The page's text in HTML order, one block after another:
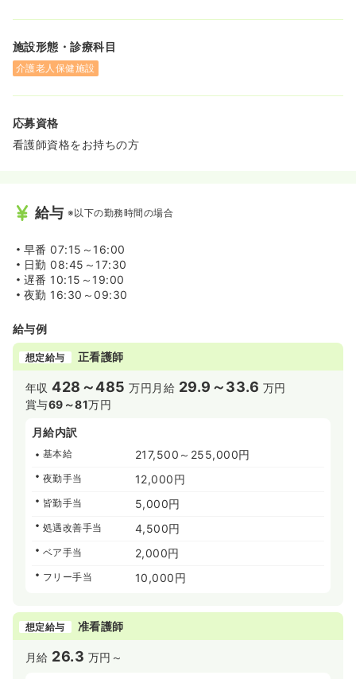
います。
人おひとりが無理なく長く働き続けられる安定したバック
アップ体制がございます。
施設形態・診療科目
介護老人保健施設
応募資格
看護師資格をお持ちの方
給与 ※以下の勤務時間の場合
早番 07:15～16:00
日勤 08:45～17:30
遅番 10:15～19:00
夜勤 16:30～09:30
給与例
想定給与 正看護師
年収428～485 万円 月給 29.9～33.6 万円
賞与69～81万円
月給内訳
基本給 217,500～255,000円
夜勤手当 12,000円
皆勤手当 5,000円
処遇改善手当 4,500円
ベア手当 2,000円
フリー手当 10,000円
想定給与 准看護師
月給 26.3 万円～